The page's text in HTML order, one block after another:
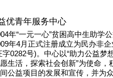
优青年服务中心
年“一元一心”贫困高中生助学
年4月正式注册成立为民办非
字0282号)。中心以“助力公益梦
生活，探索社会创新”为使命，
公益项目的发展和宣传，并为